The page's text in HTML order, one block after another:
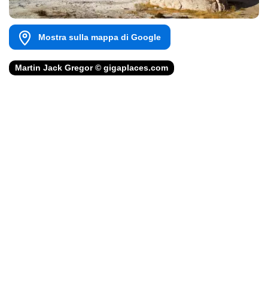
Mostra sulla mappa di Google
Martin Jack Gregor © gigaplaces.com